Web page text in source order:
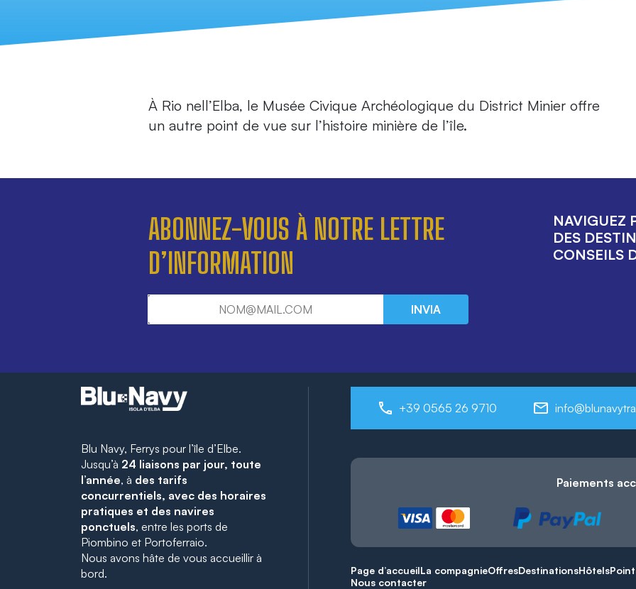
À Rio nell’Elba, le Musée Civique Archéologique du District Minier offre
un autre point de vue sur l’histoire minière de l’île.
ABONNEZ-VOUS À NOTRE LETTRE
D’INFORMATION
INVIA
NAVIGUEZ
DES
CONSEILS
Blu Navy, Ferrys pour l’île d’Elbe.
Jusqu’à 24 liaisons par jour, toute
l’année, à des tarifs
concurrentiels, avec des horaires
pratiques et des navires
ponctuels, entre les ports de
Piombino et Portoferraio.
Nous avons hâte de vous accueillir à
bord.
+39 0565 26 9710
Paiements
Page d’accueilLa compagnieOffresDestinationsHôtels
Nous contacter